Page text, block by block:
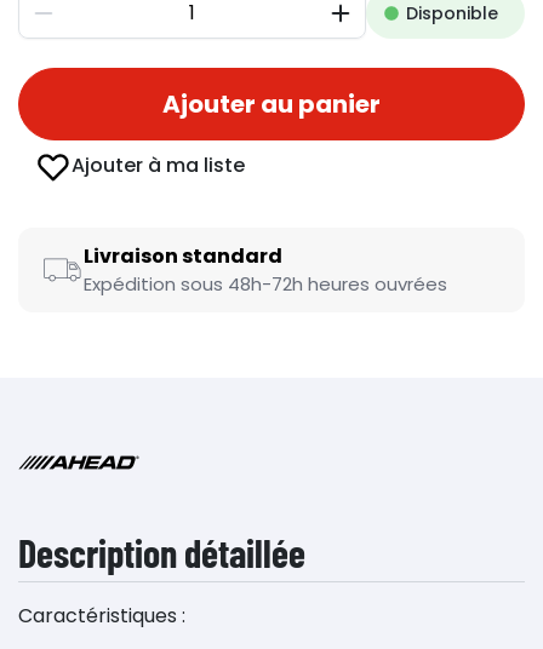
Diminuer AugmenterDisponible
Ajouter au panier
Ajouter à ma liste
Livraison standard
Expédition sous 48h-72h heures ouvrées
Description détaillée
Caractéristiques :